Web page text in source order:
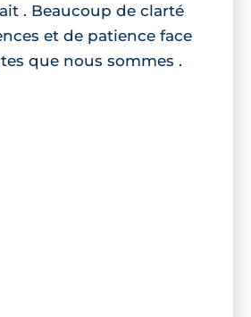
. Beaucoup de clarté
et de patience face
que nous sommes .